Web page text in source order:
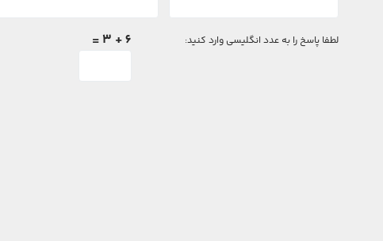
لطفا پاسخ را به عدد انگلیسی وارد کنید: 6 + 3 =